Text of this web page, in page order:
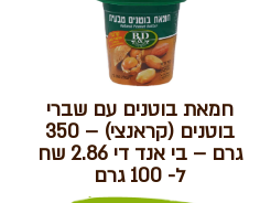
חמאת בוטנים עם שברי
בוטנים (קראנצי) – 350
גרם – בי אנד די 2.86 שח
ל- 100 גרם